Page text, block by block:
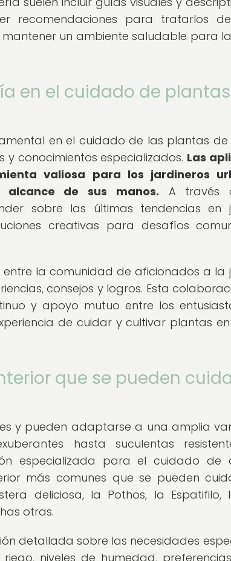
recomendaciones para tratarlos
un ambiente saludable para
en el cuidado de
en el cuidado de las plantas de
conocimientos especializados. Las
valiosa para los jardineros
alcance de sus manos. A través
sobre las últimas tendencias en
creativas para desafíos
la comunidad de aficionados a la
consejos y logros. Esta
y apoyo mutuo entre los
de cuidar y cultivar plantas
que se pueden
y pueden adaptarse a una amplia
hasta suculentas
especializada para el cuidado de
más comunes que se pueden
deliciosa, la Pothos, la Espatifilo,
otras.
detallada sobre las necesidades
niveles de humedad,